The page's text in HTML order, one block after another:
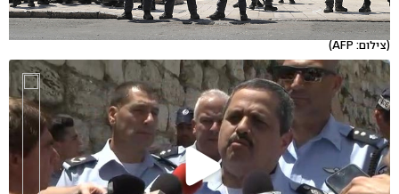
(צילום: AFP)